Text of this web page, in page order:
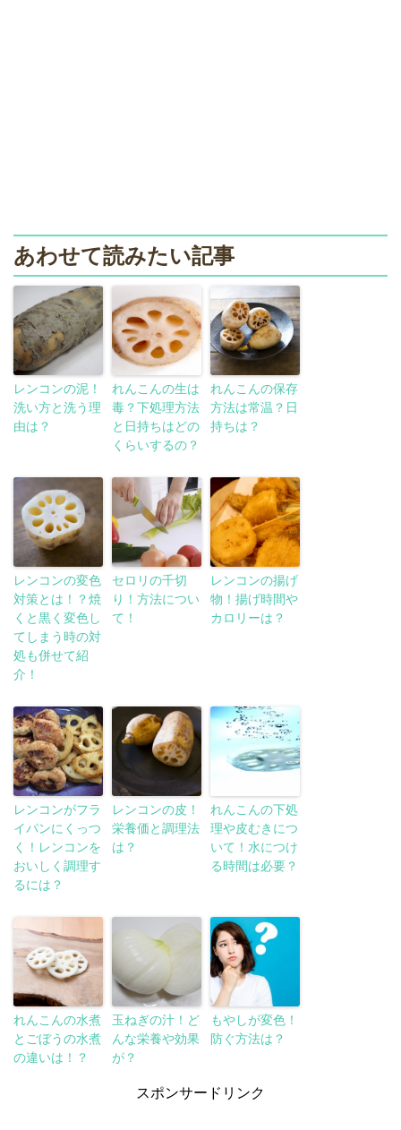
あわせて読みたい記事
レンコンの泥！
洗い方と洗う理
由は？
れんこんの生は
毒？下処理方法
と日持ちはどの
くらいするの？
れんこんの保存
方法は常温？日
持ちは？
レンコンの変色
対策とは！？焼
くと黒く変色し
てしまう時の対
処も併せて紹
介！
セロリの千切
り！方法につい
て！
レンコンの揚げ
物！揚げ時間や
カロリーは？
レンコンがフラ
イパンにくっつ
く！レンコンを
おいしく調理す
るには？
レンコンの皮！
栄養価と調理法
は？
れんこんの下処
理や皮むきにつ
いて！水につけ
る時間は必要？
れんこんの水煮
とごぼうの水煮
の違いは！？
玉ねぎの汁！ど
んな栄養や効果
が？
もやしが変色！
防ぐ方法は？
スポンサードリンク